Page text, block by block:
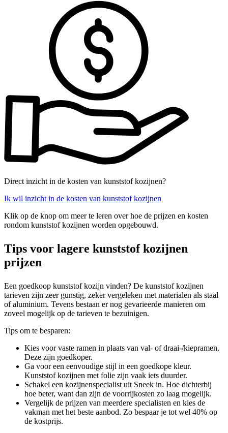
Direct inzicht in de kosten van kunststof kozijnen?
Ik wil inzicht in de kosten van kunststof kozijnen
Klik op de knop om meer te leren over hoe de prijzen en kosten
rondom kunststof kozijnen worden opgebouwd.
Tips voor lagere kunststof kozijnen
prijzen
Een goedkoop kunststof kozijn vinden? De kunststof kozijnen
tarieven zijn zeer gunstig, zeker vergeleken met materialen als staal
of aluminium. Tevens bestaan er nog gevarieerde manieren om
zoveel mogelijk op de tarieven te bezuinigen.
Tips om te besparen:
Kies voor vaste ramen in plaats van val- of draai-/kiepramen.
Deze zijn goedkoper.
Ga voor een eenvoudige stijl in een goedkope kleur.
Kunststof kozijnen met folie zijn vaak iets duurder.
Schakel een kozijnenspecialist uit Sneek in. Hoe dichterbij
hoe beter, want dan zijn de voorrijkosten zo laag mogelijk.
Vergelijk de prijzen van meerdere specialisten en kies de
vakman met het beste aanbod. Zo bespaar je tot wel 40% op
de kostprijs.